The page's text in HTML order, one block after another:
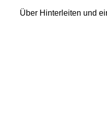
Über Hinterleiten und